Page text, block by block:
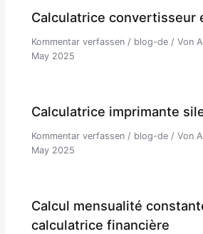
Calculatrice convertisseur
Kommentar verfassen / blog-de / Von
May 2025
Calculatrice imprimante
Kommentar verfassen / blog-de / Von
May 2025
Calcul mensualité
calculatrice financière